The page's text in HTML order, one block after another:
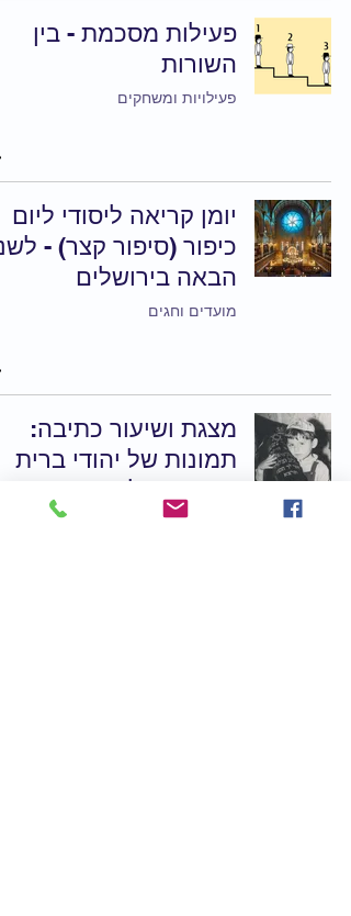
פעילות מסכמת - בין
השורות
פעילויות ומשחקים
יומן קריאה ליסודי ליום
כיפור (סיפור קצר) -
הבאה בירושלים
מועדים וחגים
מצגת ושיעור כתיבה:
תמונות של יהודי ברית
המועצות לאורך חגי
השנה